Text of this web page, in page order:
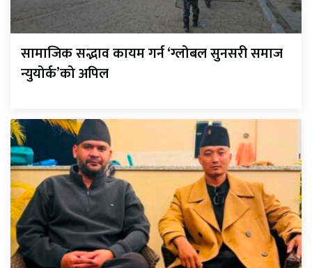
सामाजिक सद्भाव कायम गर्न ‘ग्लोबल सुनसरी समाज
न्युयोर्क’को अपिल